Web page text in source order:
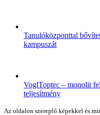
Tanulóközponttal
kampuszát
VoglToptec – monolit
teljesítmény
Az oldalon szereplő képekkel és